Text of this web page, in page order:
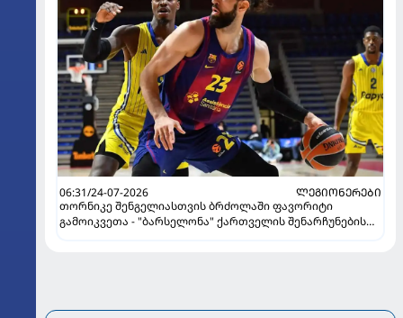
06:31/24-07-2026
ᲚᲔᲒᲘᲝᲜᲔᲠᲔᲑᲘ
თორნიკე შენგელიასთვის ბრძოლაში ფავორიტი
გამოიკვეთა - "ბარსელონა" ქართველის შენარჩუნების